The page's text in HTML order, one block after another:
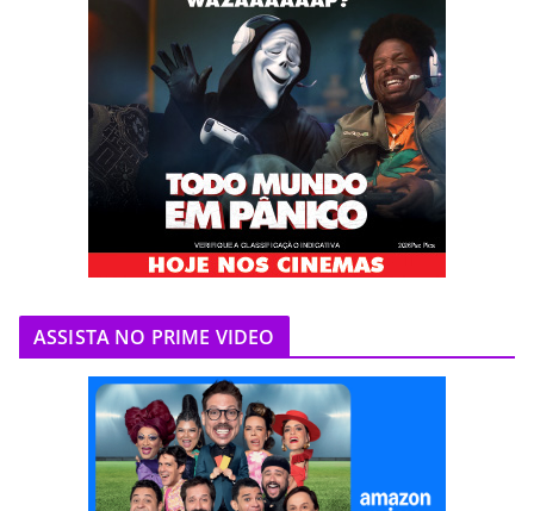
ASSISTA NO PRIME VIDEO